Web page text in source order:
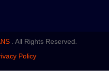
All Rights Reserved.
Policy